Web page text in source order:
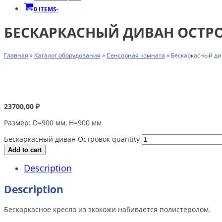
0 ITEMS-
БЕСКАРКАСНЫЙ ДИВАН
Главная » Каталог оборудования »Сенсорная комната » Бескаркасный
23700,00 ₽
Размер: D=900 мм, Н=900 мм
Бескаркасный диван Островок quantity
Add to cart
Description
Description
Бескаркасное кресло из экокожи набивается полистеролом.